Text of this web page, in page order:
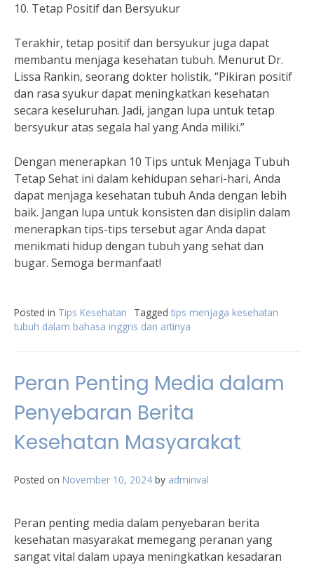
10. Tetap Positif dan Bersyukur
Terakhir, tetap positif dan bersyukur juga dapat
membantu menjaga kesehatan tubuh. Menurut Dr.
Lissa Rankin, seorang dokter holistik, “Pikiran positif
dan rasa syukur dapat meningkatkan kesehatan
secara keseluruhan. Jadi, jangan lupa untuk tetap
bersyukur atas segala hal yang Anda miliki.”
Dengan menerapkan 10 Tips untuk Menjaga Tubuh
Tetap Sehat ini dalam kehidupan sehari-hari, Anda
dapat menjaga kesehatan tubuh Anda dengan lebih
baik. Jangan lupa untuk konsisten dan disiplin dalam
menerapkan tips-tips tersebut agar Anda dapat
menikmati hidup dengan tubuh yang sehat dan
bugar. Semoga bermanfaat!
Posted in Tips Kesehatan Tagged tips menjaga kesehatan
tubuh dalam bahasa inggris dan artinya
Peran Penting Media dalam
Penyebaran Berita
Kesehatan Masyarakat
Posted on November 10, 2024 by adminval
Peran penting media dalam penyebaran berita
kesehatan masyarakat memegang peranan yang
sangat vital dalam upaya meningkatkan kesadaran